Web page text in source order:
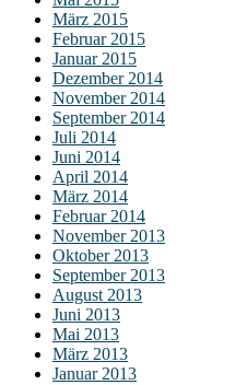
März 2015
Februar 2015
Januar 2015
Dezember 2014
November 2014
September 2014
Juli 2014
Juni 2014
April 2014
März 2014
Februar 2014
November 2013
Oktober 2013
September 2013
August 2013
Juni 2013
Mai 2013
März 2013
Januar 2013